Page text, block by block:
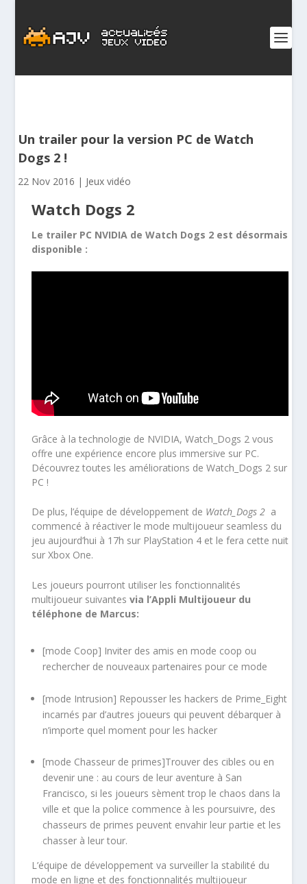
Un trailer pour la version PC de Watch
Dogs 2 !
22 Nov 2016 | Jeux vidéo
Watch Dogs 2
Le trailer PC NVIDIA deWatch Dogs 2 est désormais
disponible :
Grâce à la technologie de NVIDIA, Watch_Dogs 2 vous
offre une expérience encore plus immersive sur PC.
Découvrez toutes les améliorations de Watch_Dogs 2 sur
PC !
De plus, l’équipe de développement de Watch_Dogs 2 a
commencé à réactiver le mode multijoueur seamless du
jeu aujourd’hui à 17h sur PlayStation 4 et le fera cette nuit
sur Xbox One.
Les joueurs pourront utiliser les fonctionnalités
multijoueur suivantesvia l’Appli Multijoueur du
téléphone de Marcus:
[mode Coop] Inviter des amis en mode coop ou
rechercher de nouveaux partenaires pour ce mode
[mode Intrusion] Repousser les hackers de Prime_Eight
incarnés par d’autres joueurs qui peuvent débarquer à
n’importe quel moment pour les hacker
[mode Chasseur de primes]Trouver des cibles ou en
devenir une : au cours de leur aventure à San
Francisco, si les joueurs sèment trop le chaos dans la
ville et que la police commence à les poursuivre, des
chasseurs de primes peuvent envahir leur partie et les
chasser à leur tour.
L’équipe de développement va surveiller la stabilité du
mode en ligne et des fonctionnalités multijoueur